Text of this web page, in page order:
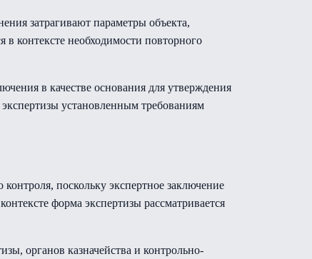
затрагивают параметры объекта,
в контексте необходимости повторного
в качестве основания для утверждения
установленным требованиям
поскольку экспертное заключение
форма экспертизы рассматривается
органов казначейства и контрольно-